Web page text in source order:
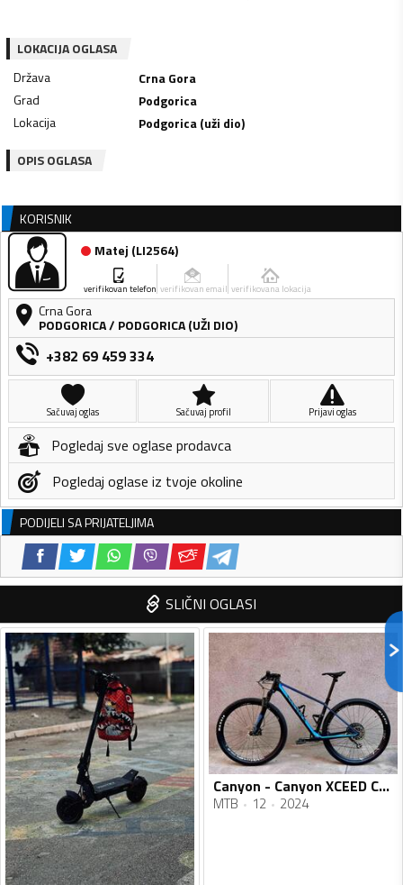
LOKACIJA OGLASA
Država
Crna Gora
Grad
Podgorica
Lokacija
Podgorica (uži dio)
OPIS OGLASA
KORISNIK
Matej (LI2564)
verifikovan telefon verifikovan email verifikovana lokacija
Crna Gora
PODGORICA/ PODGORICA (UŽI DIO)
+382 69 459 334
Sačuvaj oglas Sačuvaj profil Prijavi oglas
Pogledaj sve oglase prodavca
Pogledaj oglase iz tvoje okoline
PODIJELI SA PRIJATELJIMA
SLIČNI OGLASI
Canyon - Canyon XCEED CF SL
MTB 12 2024